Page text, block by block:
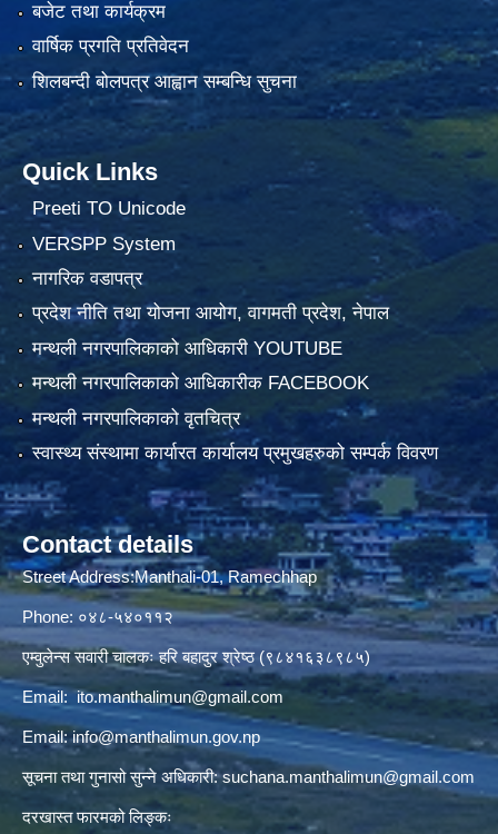
बजेट तथा कार्यक्रम
वार्षिक प्रगति प्रतिवेदन
शिलबन्दी बोलपत्र आह्वान सम्बन्धि सुचना
Quick Links
Preeti TO Unicode
VERSPP System
नागरिक वडापत्र
प्रदेश नीति तथा योजना आयोग, वागमती प्रदेश, नेपाल
मन्थली नगरपालिकाको आधिकारी YOUTUBE
मन्थली नगरपालिकाको आधिकारीक FACEBOOK
मन्थली नगरपालिकाको वृतचित्र
स्वास्थ्य संस्थामा कार्यारत कार्यालय प्रमुखहरुको सम्पर्क विवरण
Contact details
Street Address:Manthali-01, Ramechhap
Phone: ०४८-५४०११२
एम्वुलेन्स सवारी चालकः हरि बहादुर श्रेष्ठ (९८४१६३८९८५)
Email:ito.manthalimun@gmail.com
Email:info@manthalimun.gov.np
सूचना तथा गुनासो सुन्ने अधिकारी:suchana.manthalimun@gmail.com
दरखास्त फारमको लिङ्कः